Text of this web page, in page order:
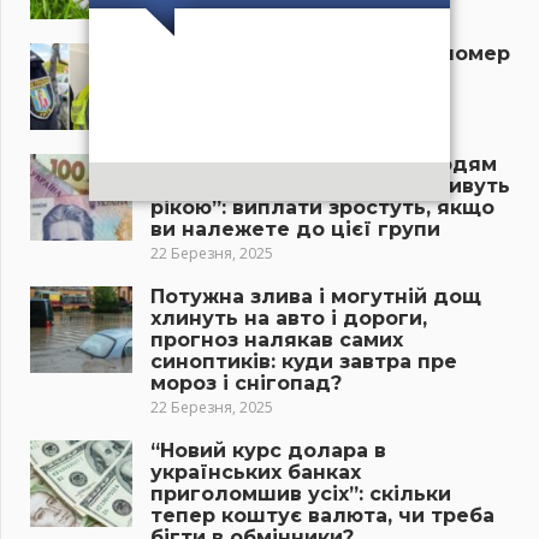
29 Березня, 2025
На прийомі у стоматолога помер
“Пенсія буде підвищена людям
з цієї категорії, гроші попливуть
рікою”: виплати зростуть, якщо
ви належете до цієї групи
22 Березня, 2025
Потужна злива і могутній дощ
хлинуть на авто і дороги,
прогноз налякав самих
синоптиків: куди завтра пре
мороз і снігопад?
22 Березня, 2025
“Новий курс долара в
українських банках
приголомшив усіх”: скільки
тепер коштує валюта, чи треба